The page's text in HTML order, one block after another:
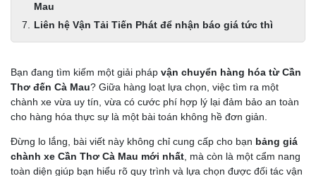
Mau
Liên hệ Vận Tải Tiến Phát để nhận báo giá tức thì
Bạn đang tìm kiếm một giải pháp vận chuyển hàng hóa từ Cần
Thơ đến Cà Mau? Giữa hàng loạt lựa chọn, việc tìm ra một
chành xe vừa uy tín, vừa có cước phí hợp lý lại đảm bảo an toàn
cho hàng hóa thực sự là một bài toán không hề đơn giản.
Đừng lo lắng, bài viết này không chỉ cung cấp cho bạn bảng giá
chành xe Cần Thơ Cà Mau mới nhất , mà còn là một cẩm nang
toàn diện giúp bạn hiểu rõ quy trình và lựa chọn được đối tác vận